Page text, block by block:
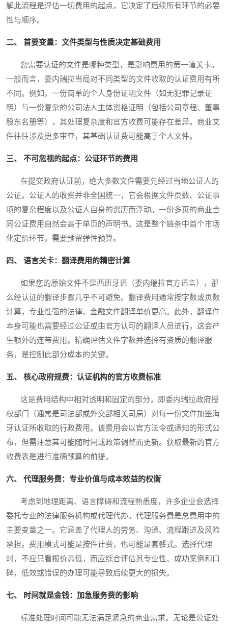
解此流程是评估一切费用的起点，它决定了后续所有环节的必要
性与顺序。
二、 首要变量：文件类型与性质决定基础费用
您需要认证的文件是哪种类型，是影响费用的第一道关卡。
一般而言，委内瑞拉当局对不同类型的文件收取的认证费用有所
不同。例如，一份简单的个人身份证明文件（如无犯罪记录证
明）与一份复杂的公司法人主体资格证明（包括公司章程、董事
股东名册等），其处理复杂度和官方收费可能存在差异。商业文
件往往涉及更多审查，其基础认证费可能高于个人文件。
三、 不可忽视的起点：公证环节的费用
在提交政府认证前，绝大多数文件需要先经过当地公证人的
公证。公证人的收费并非全国统一，它会根据文件页数、公证事
项的复杂程度以及公证人自身的资历而浮动。一份多页的商业合
同公证费用自然会高于单页的声明书。这是整个链条中首个市场
化定价环节，需要预留弹性预算。
四、 语言关卡：翻译费用的精密计算
如果您的原始文件不是西班牙语（委内瑞拉官方语言），那
么经认证的翻译步骤几乎不可避免。翻译费用通常按字数或页数
计算，专业性强的法律、金融文件翻译单价更高。此外，翻译件
本身可能也需要经过公证或由官方认可的翻译人员进行，这会产
生额外的连带费用。精确评估文件字数并选择有资质的翻译服
务，是控制此部分成本的关键。
五、 核心政府规费：认证机构的官方收费标准
这是费用结构中相对透明和固定的部分，即委内瑞拉政府授
权部门（通常是司法部或外交部相关司局）对每一份文件加签海
牙认证所收取的行政费用。该费用会以官方法令或通知的形式公
布，但需注意其可能随时间或政策调整而更新。获取最新的官方
收费表是进行准确预算的前提。
六、 代理服务费：专业价值与成本效益的权衡
考虑到地理距离、语言障碍和流程熟悉度，许多企业会选择
委托专业的法律服务机构或代理代办。代理服务费是总费用中的
主要变量之一。它涵盖了代理人的劳务、沟通、流程跟进及风险
承担。费用模式可能是按件计费，也可能是套餐式。选择代理
时，不应只看报价高低，而应综合评估其专业性、成功案例和口
碑，低效或错误的办理可能导致后续更大的损失。
七、 时间就是金钱：加急服务费的影响
标准处理时间可能无法满足紧急的商业需求。无论是公证处